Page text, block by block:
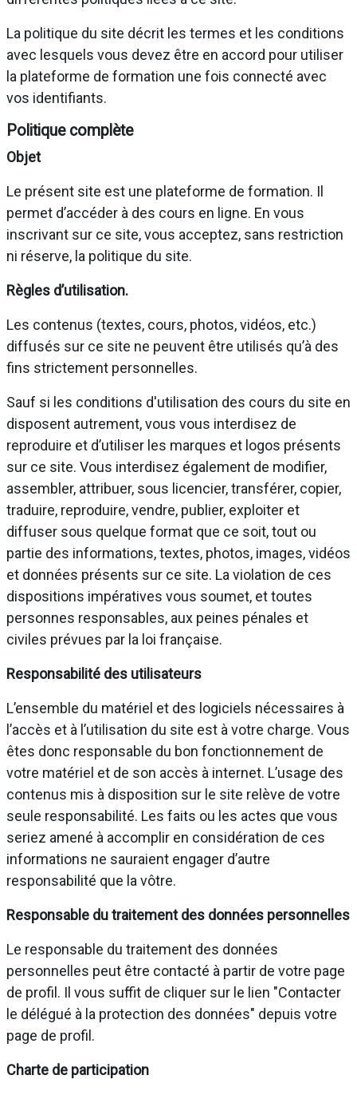
La politique du site décrit les termes et les conditions
avec lesquels vous devez être en accord pour utiliser
la plateforme de formation une fois connecté avec
vos identifiants.
Politique complète
Objet
Le présent site est une plateforme de formation. Il
permet d’accéder à des cours en ligne. En vous
inscrivant sur ce site, vous acceptez, sans restriction
ni réserve, la politique du site.
Règles d’utilisation.
Les contenus (textes, cours, photos, vidéos, etc.)
diffusés sur ce site ne peuvent être utilisés qu’à des
fins strictement personnelles.
Sauf si les conditions d'utilisation des cours du site en
disposent autrement, vous vous interdisez de
reproduire et d’utiliser les marques et logos présents
sur ce site. Vous interdisez également de modifier,
assembler, attribuer, sous licencier, transférer, copier,
traduire, reproduire, vendre, publier, exploiter et
diffuser sous quelque format que ce soit, tout ou
partie des informations, textes, photos, images, vidéos
et données présents sur ce site. La violation de ces
dispositions impératives vous soumet, et toutes
personnes responsables, aux peines pénales et
civiles prévues par la loi française.
Responsabilité des utilisateurs
L’ensemble du matériel et des logiciels nécessaires à
l’accès et à l’utilisation du site est à votre charge. Vous
êtes donc responsable du bon fonctionnement de
votre matériel et de son accès à internet. L’usage des
contenus mis à disposition sur le site relève de votre
seule responsabilité. Les faits ou les actes que vous
seriez amené à accomplir en considération de ces
informations ne sauraient engager d’autre
responsabilité que la vôtre.
Responsable du traitement des données personnelles
Le responsable du traitement des données
personnelles peut être contacté à partir de votre page
de profil. Il vous suffit de cliquer sur le lien "Contacter
le délégué à la protection des données" depuis votre
page de profil.
Charte de participation